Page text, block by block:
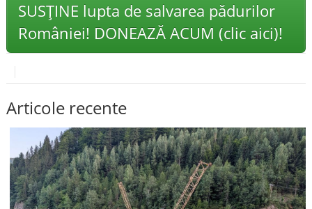
SUSȚINE lupta de salvarea pădurilor
României! DONEAZĂ ACUM (clic aici)!
Articole recente